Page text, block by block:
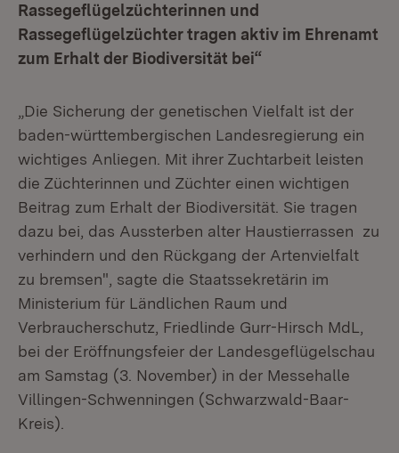
Rassegeflügelzüchterinnen und
Rassegeflügelzüchter tragen aktiv im Ehrenamt
zum Erhalt der Biodiversität bei“
„Die Sicherung der genetischen Vielfalt ist der
baden-württembergischen Landesregierung ein
wichtiges Anliegen. Mit ihrer Zuchtarbeit leisten
die Züchterinnen und Züchter einen wichtigen
Beitrag zum Erhalt der Biodiversität. Sie tragen
dazu bei, das Aussterben alter Haustierrassen zu
verhindern und den Rückgang der Artenvielfalt
zu bremsen", sagte die Staatssekretärin im
Ministerium für Ländlichen Raum und
Verbraucherschutz, Friedlinde Gurr-Hirsch MdL,
bei der Eröffnungsfeier der Landesgeflügelschau
am Samstag (3. November) in der Messehalle
Villingen-Schwenningen (Schwarzwald-Baar-
Kreis).